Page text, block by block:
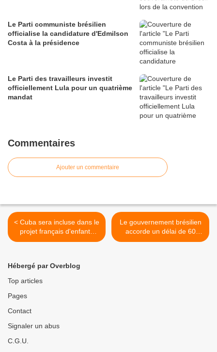
Le Parti communiste brésilien
officialise la candidature d'Edmilson
Costa à la présidence
Le Parti des travailleurs investit
officiellement Lula pour un quatrième
mandat
Commentaires
Ajouter un commentaire
< Cuba sera incluse dans le
projet français d'enfants
solidaires
Le gouvernement brésilien
accorde un délai de 60
jours pour enregistrer
Hébergé par Overblog
Top articles
Pages
Contact
Signaler un abus
C.G.U.